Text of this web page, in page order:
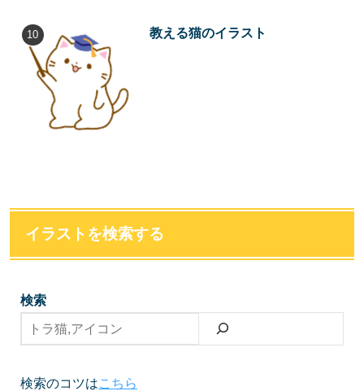
教える猫のイラスト
イラストを検索する
検索
検索のコツはこちら